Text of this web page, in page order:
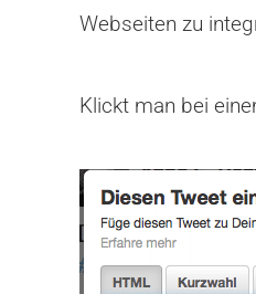
Webseiten zu
Klickt man bei